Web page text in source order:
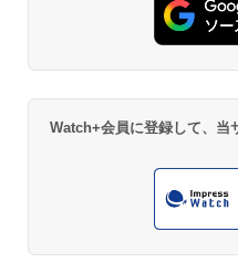
Watch+会員に登録して、当